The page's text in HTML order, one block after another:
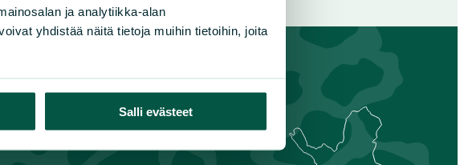
ja analytiikka-alan
yhdistää näitä tietoja muihin tietoihin, joita
Salli evästeet